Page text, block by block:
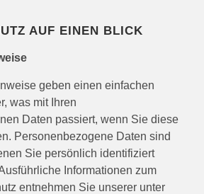
AUF EINEN BLICK
geben einen einfachen
was mit Ihren
Daten passiert, wenn Sie diese
Personenbezogene Daten sind
Sie persönlich identifiziert
Informationen zum
entnehmen Sie unserer unter